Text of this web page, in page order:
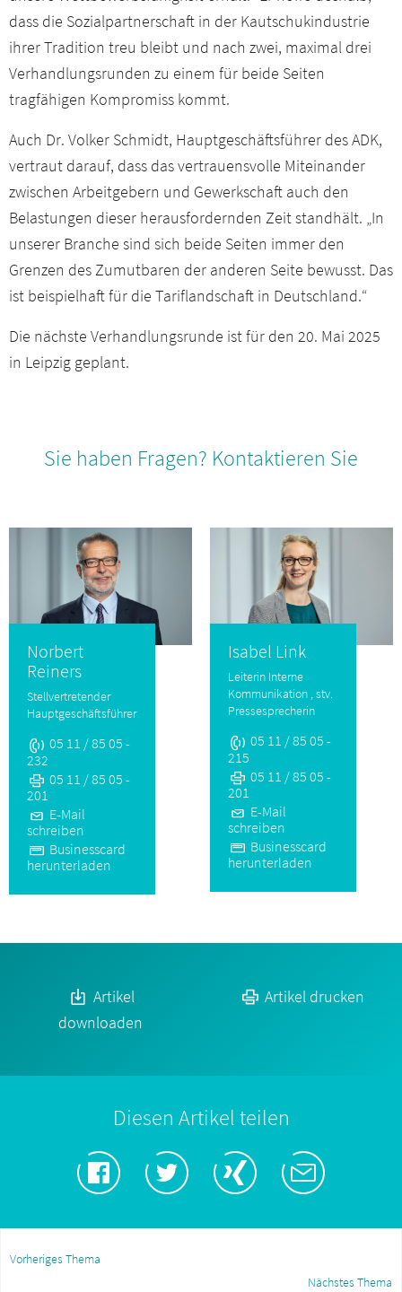
dass die Sozialpartnerschaft in der Kautschukindustrie
ihrer Tradition treu bleibt und nach zwei, maximal drei
Verhandlungsrunden zu einem für beide Seiten
tragfähigen Kompromiss kommt.
Auch Dr. Volker Schmidt, Hauptgeschäftsführer des ADK,
vertraut darauf, dass das vertrauensvolle Miteinander
zwischen Arbeitgebern und Gewerkschaft auch den
Belastungen dieser herausfordernden Zeit standhält. „In
unserer Branche sind sich beide Seiten immer den
Grenzen des Zumutbaren der anderen Seite bewusst. Das
ist beispielhaft für die Tariflandschaft in Deutschland.“
Die nächste Verhandlungsrunde ist für den 20. Mai 2025
in Leipzig geplant.
Sie haben Fragen? Kontaktieren Sie
Norbert
Reiners
Stellvertretender
Hauptgeschäftsführer
05 11 / 85 05 -
232
05 11 / 85 05 -
201
E-Mail
schreiben
Businesscard
herunterladen
Isabel Link
Leiterin Interne
Kommunikation , stv.
Pressesprecherin
05 11 / 85 05 -
215
05 11 / 85 05 -
201
E-Mail
schreiben
Businesscard
herunterladen
Artikel
downloaden
Artikel drucken
Diesen Artikel teilen
Vorheriges Thema
Nächstes Thema